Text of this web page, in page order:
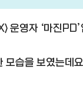
운영자 ‘마진PD’
습을 보였는데